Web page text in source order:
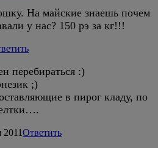
На майские знаешь почем
у нас? 150 рэ за кг!!!
перебираться :)
;)
в пирог кладу, по
2011Ответить